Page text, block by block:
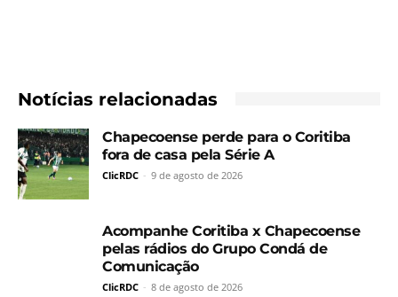
Notícias relacionadas
Chapecoense perde para o Coritiba
fora de casa pela Série A
ClicRDC - 9 de agosto de 2026
Acompanhe Coritiba x Chapecoense
pelas rádios do Grupo Condá de
Comunicação
ClicRDC - 8 de agosto de 2026